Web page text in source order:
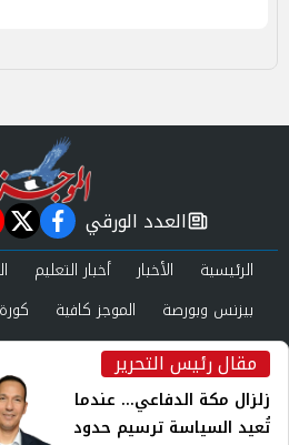
مقال رئيس التحرير
زلزال مكة الدفاعي... عندما
تُعيد السياسة ترسيم حدود
newspaper
العدد الورقي
الرئيسية الأخبار أخبار التعليم
بيزنس وبورصة
الموجز كافية
صحة وجمال
عرب وعالم حوادث
العدد الورقي